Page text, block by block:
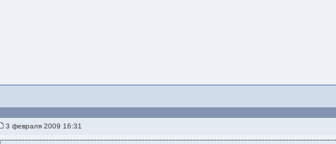
3 февраля 2009 16:31